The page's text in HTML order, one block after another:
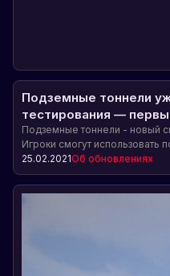
Подземные тоннели
тестирования —
Подземные тоннели - новый
Игроки смогут использовать
находить ценные предметы по
25.02.2021Об обновлениях